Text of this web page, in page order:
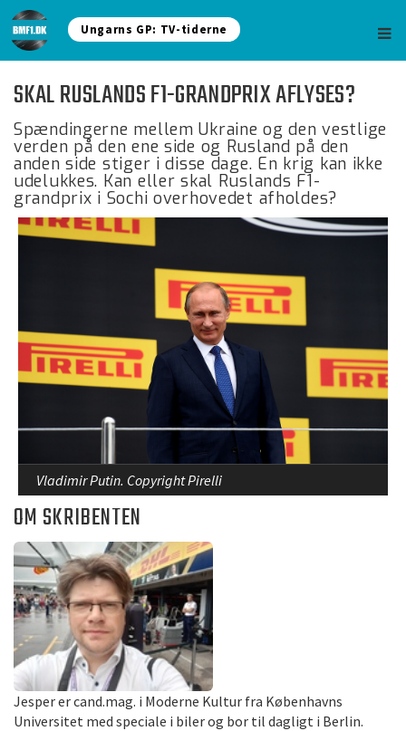
Ungarns GP: TV-tiderne
SKAL RUSLANDS F1-GRANDPRIX AFLYSES?
Spændingerne mellem Ukraine og den vestlige
verden på den ene side og Rusland på den
anden side stiger i disse dage. En krig kan ikke
udelukkes. Kan eller skal Ruslands F1-
grandprix i Sochi overhovedet afholdes?
Vladimir Putin. Copyright Pirelli
OM SKRIBENTEN
Jesper er cand.mag. i Moderne Kultur fra Københavns
Universitet med speciale i biler og bor til dagligt i Berlin.